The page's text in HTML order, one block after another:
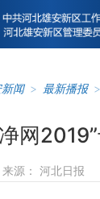
闻 > 最新播报 >
网
来源： 河北日报